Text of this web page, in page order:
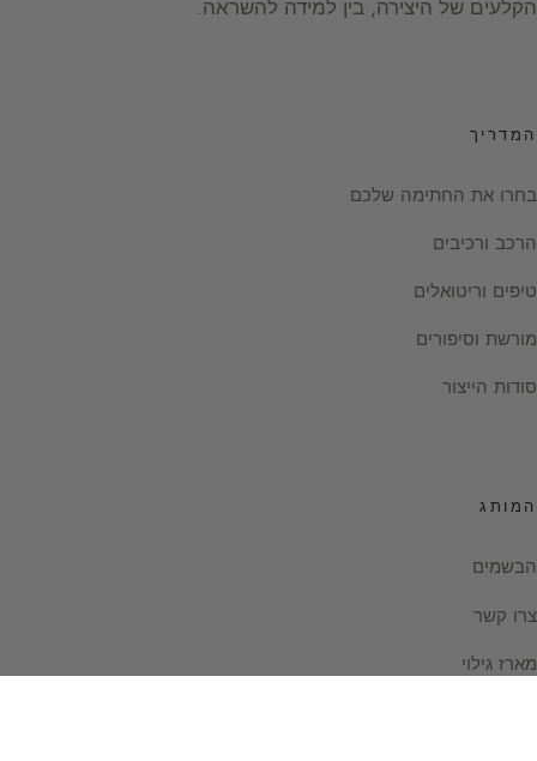
הקלעים של היצירה, בין למידה להשראה.
המדריך
בחרו את החתימה שלכם
הרכב ורכיבים
טיפים וריטואלים
מורשת וסיפורים
סודות הייצור
המותג
הבשמים
צרו קשר
מארז גילוי